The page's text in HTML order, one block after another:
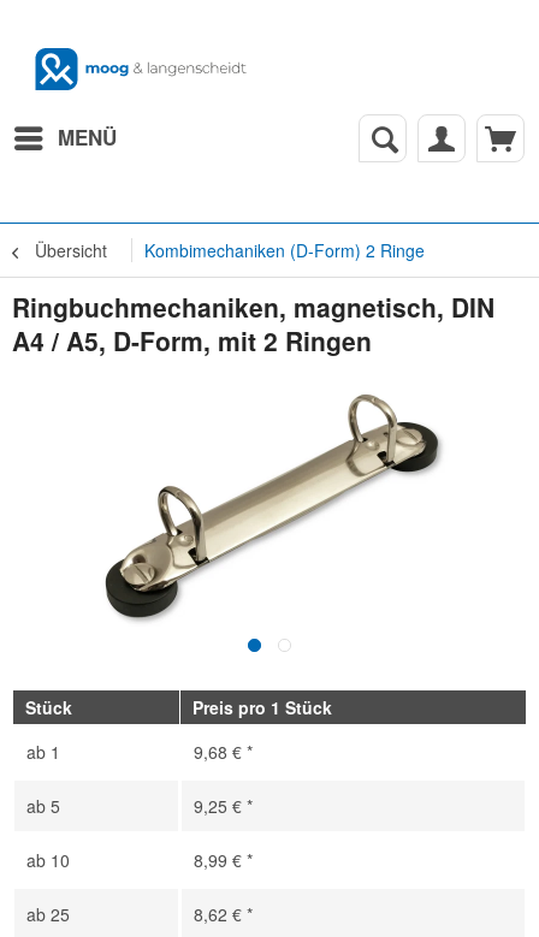
MENÜ
Übersicht Kombimechaniken (D-Form) 2 Ringe
Ringbuchmechaniken, magnetisch, DIN
A4 / A5, D-Form, mit 2 Ringen
Stück
Preis pro 1 Stück
ab 1 9,68 € *
ab 5 9,25 € *
ab 10 8,99 € *
ab 25 8,62 € *